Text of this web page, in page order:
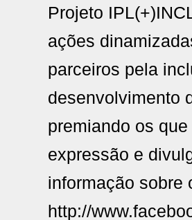
Projeto
ações
parceiros pela
desenvolvimento
premiando os
expressão e
informação sobre
http://